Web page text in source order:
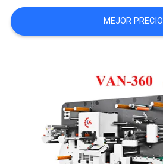
LA
FÁBRICA
CALIDAD
CONTACTA
MEJOR PRECIO